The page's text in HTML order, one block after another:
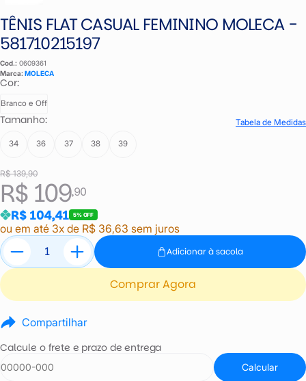
TÊNIS FLAT CASUAL FEMININO MOLECA -
581710215197
Cod.: 0609361
Marca: MOLECA
R$ 139,90
R$ 109,90
R$ 104,41 5% OFF
ou em até 3x de R$ 36,63 sem juros
Cor:
Branco e Off
Tamanho: Tabela de Medidas
34 36 37 38 39
Adicionar à sacola
Comprar Agora
Compartilhar
Calcule o frete e prazo de entrega
Calcular